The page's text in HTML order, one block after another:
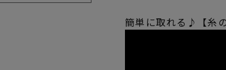
簡単に取れる♪【糸の